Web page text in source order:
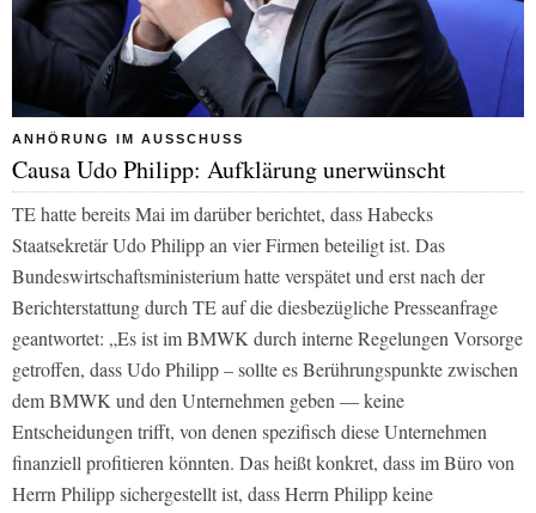
ANHÖRUNG IM AUSSCHUSS
Causa Udo Philipp: Aufklärung unerwünscht
TE hatte bereits Mai im darüber berichtet, dass Habecks
Staatsekretär Udo Philipp an vier Firmen beteiligt ist. Das
Bundeswirtschaftsministerium hatte verspätet und erst nach der
Berichterstattung durch TE auf die diesbezügliche Presseanfrage
geantwortet: „Es ist im BMWK durch interne Regelungen Vorsorge
getroffen, dass Udo Philipp – sollte es Berührungspunkte zwischen
dem BMWK und den Unternehmen geben –– keine
Entscheidungen trifft, von denen spezifisch diese Unternehmen
finanziell profitieren könnten. Das heißt konkret, dass im Büro von
Herrn Philipp sichergestellt ist, dass Herrn Philipp keine